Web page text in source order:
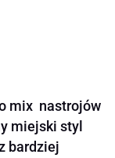
mix nastrojów
miejski styl
bardziej